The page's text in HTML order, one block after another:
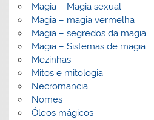
Magia – Magia sexual
Magia – magia vermelha
Magia – segredos da magia
Magia – Sistemas de magia
Mezinhas
Mitos e mitologia
Necromancia
Nomes
Óleos mágicos